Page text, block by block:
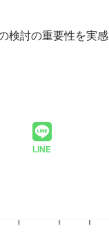
検討の重要性を実感
LINE